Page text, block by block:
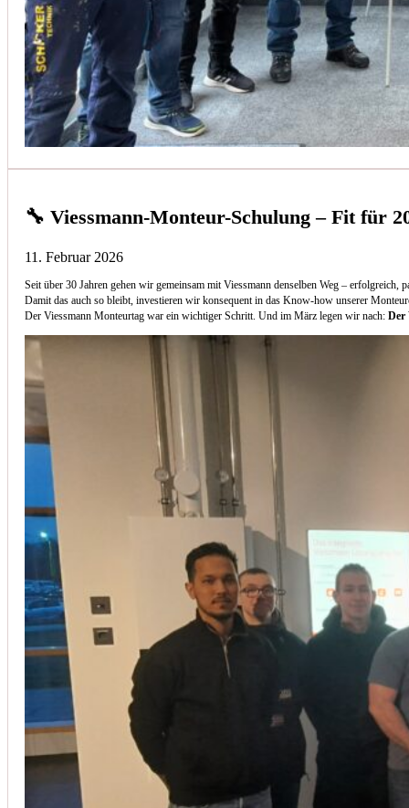
🔧 Viessmann-Monteur-Schulung – Fit für
11. Februar 2026
Seit über 30 Jahren gehen wir gemeinsam mit Viessmann denselben Weg – erfolgreich,
Damit das auch so bleibt, investieren wir konsequent in das Know-how unserer
Der Viessmann Monteurtag war ein wichtiger Schritt. Und im März legen wir nach:Der
Installation von Klimaanlagen
SERVICE
Wir legen großen Wert auf Qualität und
Kundenzufriedenheit. Bei der Installation von
Klimaanlagen verwenden wir nur hochwertige
Produkte führender Hersteller und gewährleisten,
dass jede Installation nicht nur effizient, sondern
auch energieeinsparend ist.